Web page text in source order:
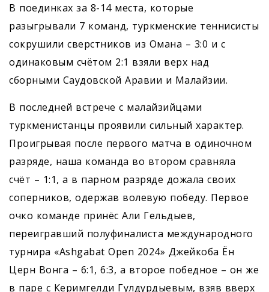
В поединках за 8-14 места, которые
разыгрывали 7 команд, туркменские теннисисты
сокрушили сверстников из Омана – 3:0 и с
одинаковым счётом 2:1 взяли верх над
сборными Саудовской Аравии и Малайзии.
В последней встрече с малайзийцами
туркменистанцы проявили сильный характер.
Проигрывая после первого матча в одиночном
разряде, наша команда во втором сравняла
счёт – 1:1, а в парном разряде дожала своих
соперников, одержав волевую победу. Первое
очко команде принёс Али Гельдыев,
переигравший полуфиналиста международного
турнира «Ashgabat Open 2024» Джейкоба Ён
Церн Вонга – 6:1, 6:3, а второе победное – он же
в паре с Керимгелди Гулдурдыевым, взяв вверх